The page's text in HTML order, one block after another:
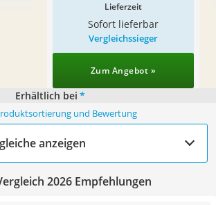
Lieferzeit
Sofort lieferbar
Vergleichssieger
Zum Angebot »
Erhältlich bei *
und Bewertung
anzeigen
2026 Empfehlungen